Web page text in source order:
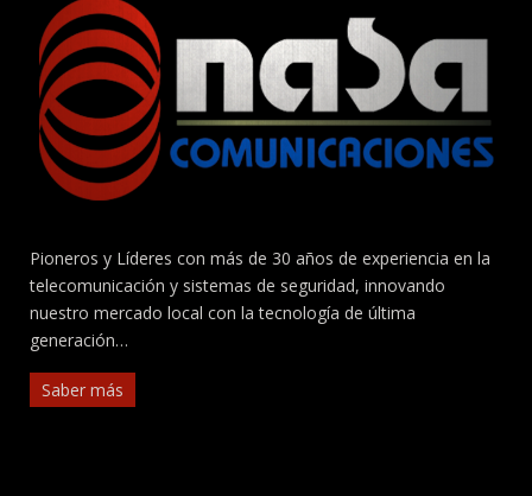
Pioneros y Líderes con más de 30 años de experiencia en la
telecomunicación y sistemas de seguridad, innovando
nuestro mercado local con la tecnología de última
generación…
Saber más